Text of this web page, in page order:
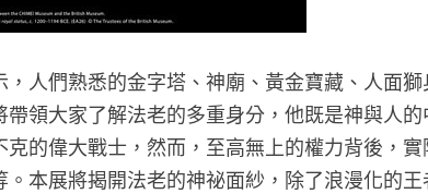
，人們熟悉的金字塔、神廟、黃金寶藏、人面
帶領大家了解法老的多重身分，他既是神與人
克的偉大戰士，然而，至高無上的權力背後，
。本展將揭開法老的神祕面紗，除了浪漫化的